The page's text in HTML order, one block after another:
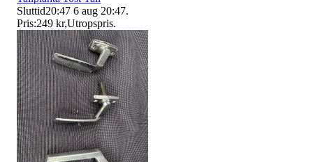
Sluttid20:47 6 aug 20:47.
Pris:249 kr,Utropspris.